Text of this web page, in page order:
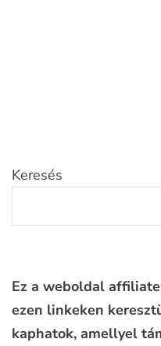
Keresés
Ez a weboldal
ezen linkeken
kaphatok, amellyel